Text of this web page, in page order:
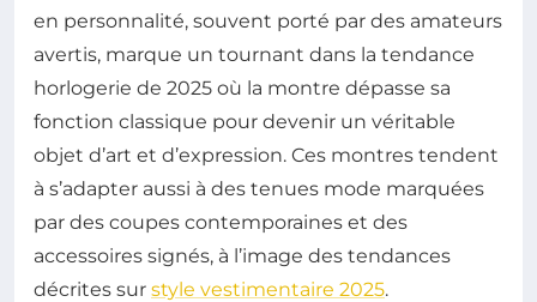
en personnalité, souvent porté par des amateurs
avertis, marque un tournant dans la tendance
horlogerie de 2025 où la montre dépasse sa
fonction classique pour devenir un véritable
objet d’art et d’expression. Ces montres tendent
à s’adapter aussi à des tenues mode marquées
par des coupes contemporaines et des
accessoires signés, à l’image des tendances
décrites sur style vestimentaire 2025.